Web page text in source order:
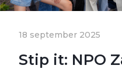
18 september 2025
Stip it: NPO